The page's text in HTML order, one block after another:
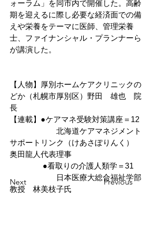
Next Previous
ォーラム」を同市内で開催した。高齢
期を迎えるに際し必要な経済面での備
えや栄養をテーマに医師、管理栄養
士、ファイナンシャル・プランナーら
が講演した。
【人物】厚別ホームケアクリニックの
どか（札幌市厚別区）野田　雄也　院
長
【連載】●ケアマネ受験対策講座＝12
北海道ケアマネジメント
サポートリンク（けあさぽりんく）
奥田龍人代表理事
●看取りの介護人類学＝31
日本医療大総合福祉学部
教授　林美枝子氏